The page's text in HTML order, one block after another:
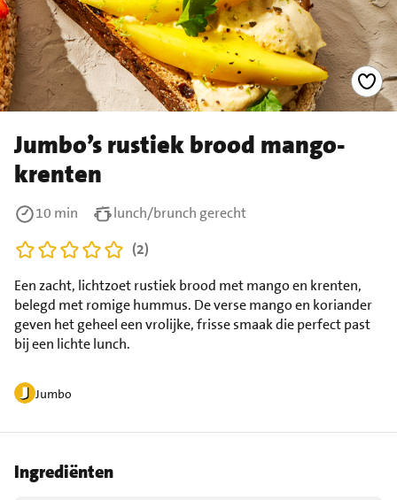
Jumbo’s rustiek brood mango-
krenten
Jumbo
Een zacht, lichtzoet rustiek brood met mango en krenten,
belegd met romige hummus. De verse mango en koriander
geven het geheel een vrolijke, frisse smaak die perfect past
bij een lichte lunch.
10 min
lunch/brunch gerecht
(2)
Ingrediënten